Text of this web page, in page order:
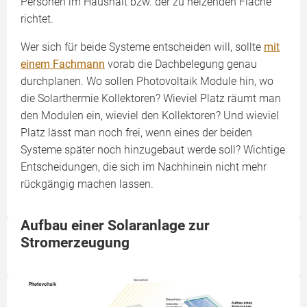
richtet.
Wer sich für beide Systeme entscheiden will, sollte mit
einem Fachmann vorab die Dachbelegung genau
durchplanen. Wo sollen Photovoltaik Module hin, wo
die Solarthermie Kollektoren? Wieviel Platz räumt man
den Modulen ein, wieviel den Kollektoren? Und wieviel
Platz lässt man noch frei, wenn eines der beiden
Systeme später noch hinzugebaut werde soll? Wichtige
Entscheidungen, die sich im Nachhinein nicht mehr
rückgängig machen lassen.
Aufbau einer Solaranlage zur
Stromerzeugung